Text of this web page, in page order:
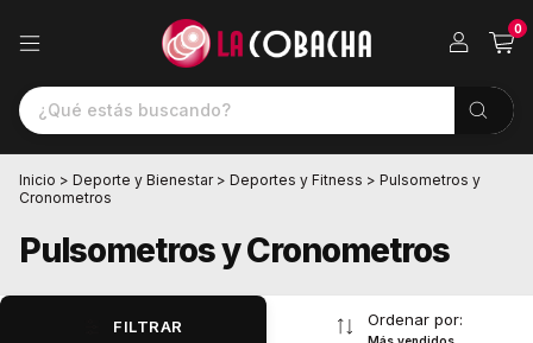
0
Inicio > Deporte y Bienestar > Deportes y Fitness > Pulsometros y
Cronometros
Pulsometros y Cronometros
FILTRAR Ordenar por: